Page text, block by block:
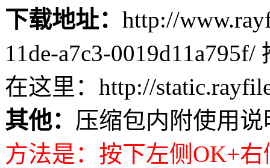
下载地址： http://
11de-a7c3-
在这里：http://
其他： 压缩包内附使用说
方法是：按下左侧OK+